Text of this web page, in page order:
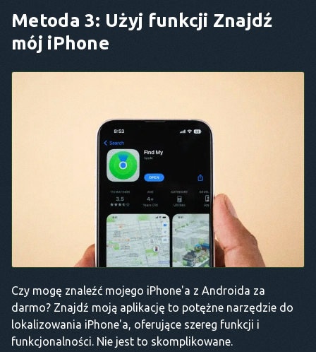
Metoda 3: Użyj funkcji Znajdź
mój iPhone
Czy mogę znaleźć mojego iPhone'a z Androida za
darmo? Znajdź moją aplikację to potężne narzędzie do
lokalizowania iPhone'a, oferujące szereg funkcji i
funkcjonalności. Nie jest to skomplikowane.